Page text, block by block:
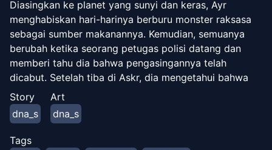
Diasingkan ke planet yang sunyi dan keras, Ayr
menghabiskan hari-harinya berburu monster raksasa
sebagai sumber makanannya. Kemudian, semuanya
berubah ketika seorang petugas polisi datang dan
memberi tahu dia bahwa pengasingannya telah
dicabut. Setelah tiba di Askr, dia mengetahui bahwa
banyak waktu telah berlalu saat dia pergi. 100 tahun.
Segalanya tampak berbeda sekarang, tetapi satu
pertanyaan tersisa: Untuk alasan apa pengasingannya
dicabut setelah sekian lama?
Story
dna_s
Art
dna_s
Tags